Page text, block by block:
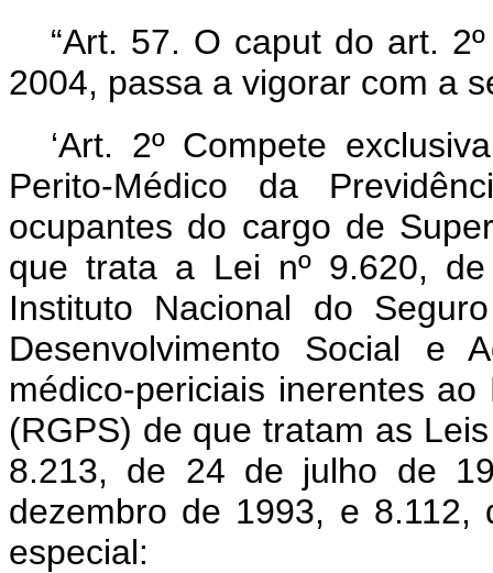
“Art. 57. O caput do art.
2004, passa a vigorar com a
‘Art. 2º Compete
Perito-Médico da
ocupantes do cargo de
que trata a Lei nº 9.620,
Instituto Nacional do
Desenvolvimento Social e
médico-periciais inerentes
(RGPS) de que tratam as
8.213, de 24 de julho de
dezembro de 1993, e
especial: